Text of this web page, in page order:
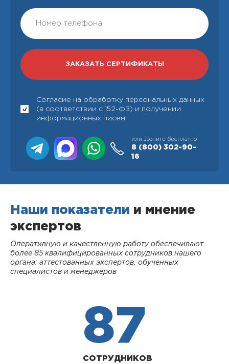
Согласие на обработку персональных данных
(в соответствии с 152-ФЗ) и получении
информационных писем
или звоните бесплатно
8 (800) 302-90-
16
Наши показатели и мнение
экспертов
Оперативную и качественную работу обеспечивают
более 85 квалифицированных сотрудников нашего
органа: аттестованных экспертов, обученных
специалистов и менеджеров
87
СОТРУДНИКОВ